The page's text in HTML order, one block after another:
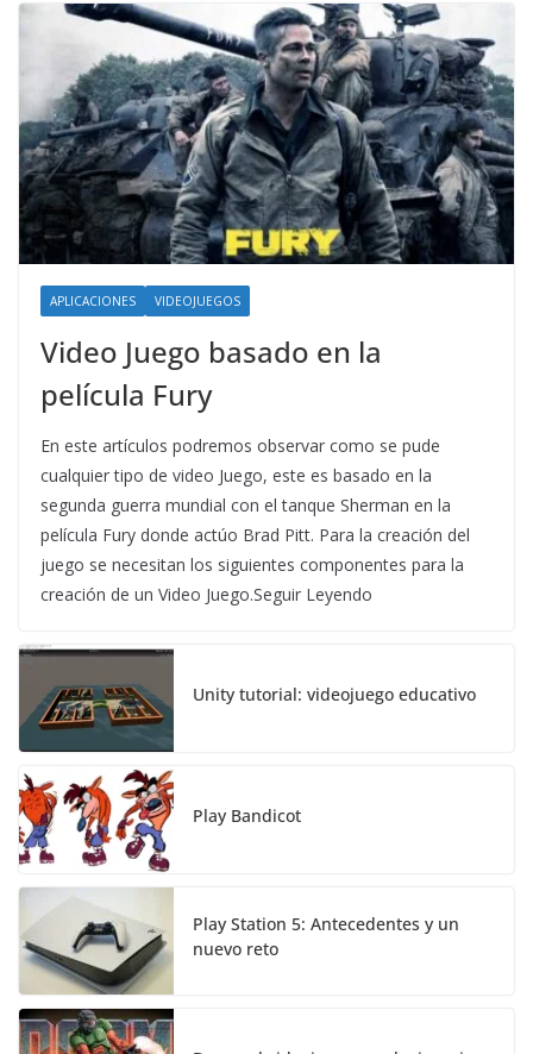
APLICACIONES VIDEOJUEGOS
Video Juego basado en la
película Fury
En este artículos podremos observar como se pude
cualquier tipo de video Juego, este es basado en la
segunda guerra mundial con el tanque Sherman en la
película Fury donde actúo Brad Pitt. Para la creación del
juego se necesitan los siguientes componentes para la
creación de un Video Juego.Seguir Leyendo
Unity tutorial: videojuego educativo
Play Bandicot
Play Station 5: Antecedentes y un
nuevo reto